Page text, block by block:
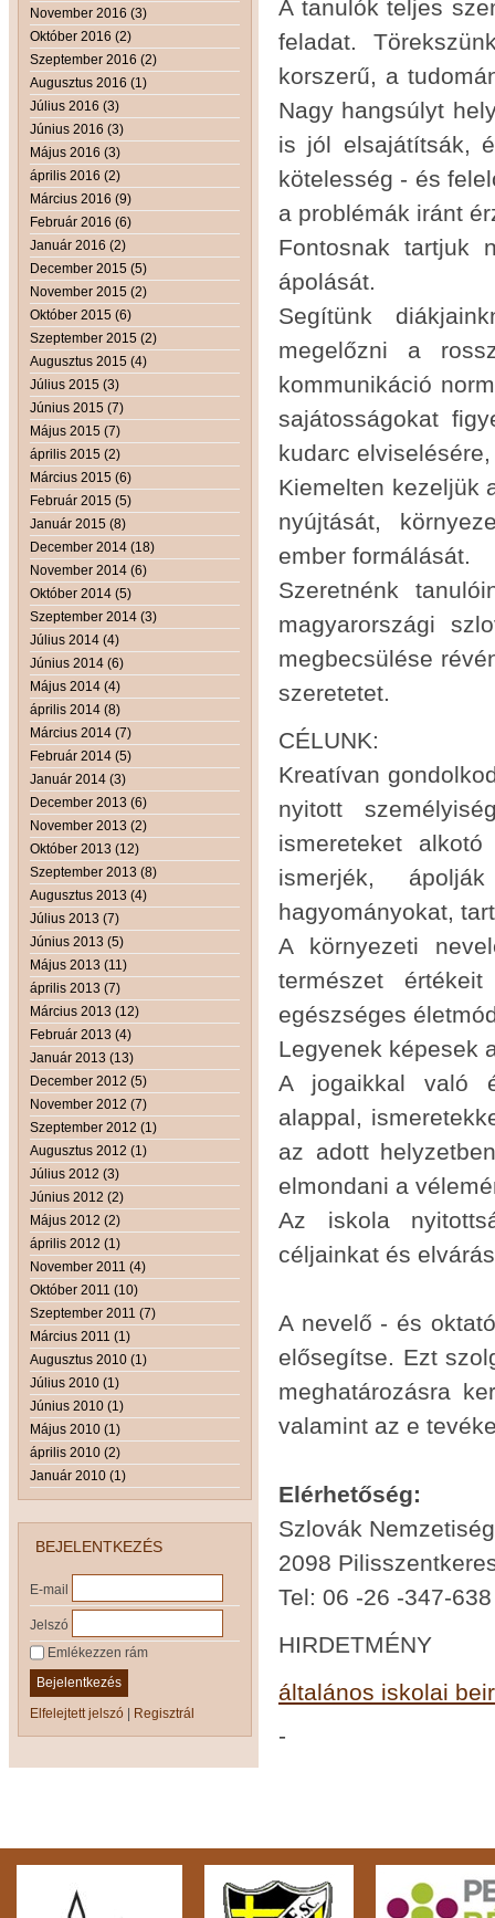
November 2016 (3)
Október 2016 (2)
Szeptember 2016 (2)
Augusztus 2016 (1)
Július 2016 (3)
Június 2016 (3)
Május 2016 (3)
április 2016 (2)
Március 2016 (9)
Február 2016 (6)
Január 2016 (2)
December 2015 (5)
November 2015 (2)
Október 2015 (6)
Szeptember 2015 (2)
Augusztus 2015 (4)
Július 2015 (3)
Június 2015 (7)
Május 2015 (7)
április 2015 (2)
Március 2015 (6)
Február 2015 (5)
Január 2015 (8)
December 2014 (18)
November 2014 (6)
Október 2014 (5)
Szeptember 2014 (3)
Július 2014 (4)
Június 2014 (6)
Május 2014 (4)
április 2014 (8)
Március 2014 (7)
Február 2014 (5)
Január 2014 (3)
December 2013 (6)
November 2013 (2)
Október 2013 (12)
Szeptember 2013 (8)
Augusztus 2013 (4)
Július 2013 (7)
Június 2013 (5)
Május 2013 (11)
április 2013 (7)
Március 2013 (12)
Február 2013 (4)
Január 2013 (13)
December 2012 (5)
November 2012 (7)
Szeptember 2012 (1)
Augusztus 2012 (1)
Július 2012 (3)
Június 2012 (2)
Május 2012 (2)
április 2012 (1)
November 2011 (4)
Október 2011 (10)
Szeptember 2011 (7)
Március 2011 (1)
Augusztus 2010 (1)
Július 2010 (1)
Június 2010 (1)
Május 2010 (1)
április 2010 (2)
Január 2010 (1)
BEJELENTKEZÉS
E-mail
Jelszó
Emlékezzen rám
Bejelentkezés
Elfelejtett jelszó | Regisztrál
A tanulók teljes
feladat.
korszerű, a
Nagy hangsúlyt
is jól elsajátítsák,
kötelesség - és
a problémák iránt
Fontosnak tartjuk
ápolását.
Segítünk
megelőzni a
kommunikáció
sajátosságokat
kudarc
Kiemelten kezeljük
nyújtását,
ember formálását.
Szeretnénk
magyarországi
megbecsülése
szeretetet.
CÉLUNK:
Kreatívan
nyitott
ismereteket
ismerjék,
hagyományokat,
A környezeti
természet
egészséges
Legyenek képesek
A jogaikkal való
alappal,
az adott
elmondani a
Az iskola
céljainkat és
A nevelő - és
elősegítse. Ezt
meghatározásra
valamint az e
Elérhetőség:
Szlovák
2098
Tel: 06 -26 -347-638
HIRDETMÉNY
általános iskolai
-